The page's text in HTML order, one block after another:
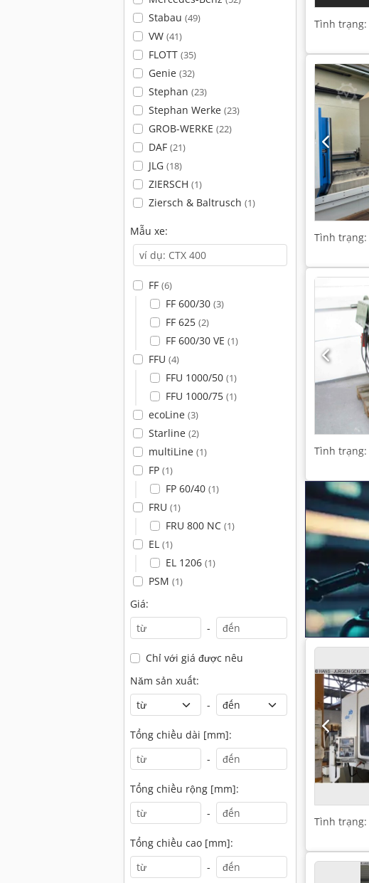
Stabau (49)
VW (41)
FLOTT (35)
Genie (32)
Stephan (23)
Stephan Werke (23)
GROB-WERKE (22)
DAF (21)
JLG (18)
ZIERSCH (1)
Ziersch & Baltrusch (1)
Mẫu xe:
FF (6)
FF 600/30 (3)
FF 625 (2)
FF 600/30 VE (1)
FFU (4)
FFU 1000/50 (1)
FFU 1000/75 (1)
ecoLine (3)
Starline (2)
multiLine (1)
FP (1)
FP 60/40 (1)
FRU (1)
FRU 800 NC (1)
EL (1)
EL 1206 (1)
PSM (1)
Giá:
-
Chỉ với giá được nêu
Năm sản xuất:
-
Tổng chiều dài [mm]:
-
Tổng chiều rộng [mm]:
-
Tổng chiều cao [mm]:
-
Tình trạng:
Tình trạng:
Tình trạng:
Tình trạng: